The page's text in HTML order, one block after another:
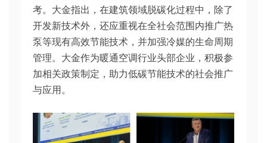
考。大金指出，在建筑领域脱碳化过程中，除了
开发新技术外，还应重视在全社会范围内推广热
泵等现有高效节能技术，并加强冷媒的生命周期
管理。大金作为暖通空调行业头部企业，积极参
加相关政策制定，助力低碳节能技术的社会推广
与应用。